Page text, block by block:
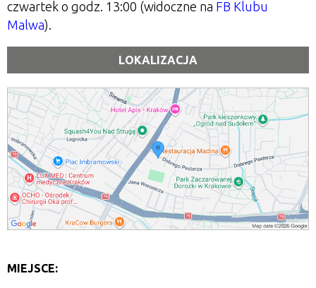
czwartek o godz. 13:00 (widoczne na FB Klubu
Malwa).
LOKALIZACJA
MIEJSCE: